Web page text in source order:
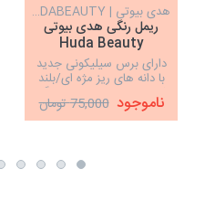
هدی بیوتی | HUDABEAUTY
ریمل رنگی هدی بیوتی
Huda Beauty
دارای برس سیلیکونی جدید
با دانه های ریز مژه ای/بلند
کننده تارهای مژه/با 4 رنگ
جوهر قهوه ای، آبی، بنفش و
مشکی با کیفیت فوق العاده و
ناموجود 75,000 تومان